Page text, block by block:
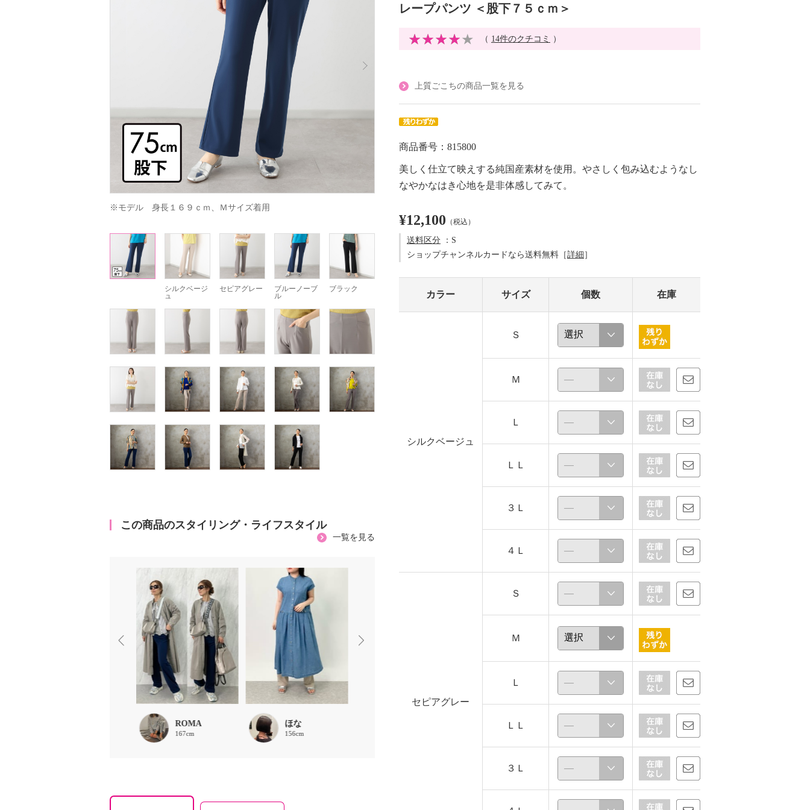
※モデル　身長１６９ｃｍ、Ｍサイズ着用
シルクベージ
ュ
セピアグレー
ブルーノーブ
ル
ブラック
この商品のスタイリング・ライフスタイル
一覧を見る
ROMA
167cm
ほな
156cm
ROMA ほな
レープパンツ ＜股下７５ｃｍ＞
（ 14件のクチコミ ）
上質ごこちの商品一覧を見る
商品番号：815800
美しく仕立て映えする純国産素材を使用。やさしく包み込むようなし
なやかなはき心地を是非体感してみて。
¥12,100 （税込）
送料区分 ：S
ショップチャンネルカードなら送料無料［詳細 ］
カラー サイズ 個数 在庫
シルクベージュ
Ｓ
Ｍ
Ｌ
ＬＬ
３Ｌ
４Ｌ
セピアグレー
Ｓ
Ｍ
Ｌ
ＬＬ
３Ｌ